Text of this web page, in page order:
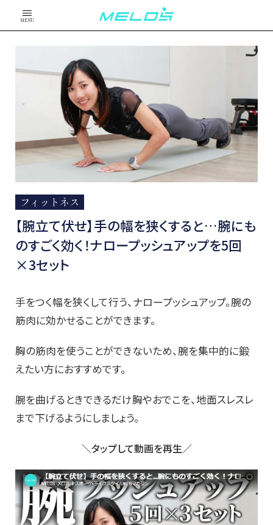
MENU
フィットネス
【腕立て伏せ】手の幅を狭くすると…腕にも
のすごく効く！ナロープッシュアップを5回
×3セット
手をつく幅を狭くして行う、ナロープッシュアップ。腕の
筋肉に効かせることができます。
胸の筋肉を使うことができないため、腕を集中的に鍛
えたい方におすすめです。
腕を曲げるときできるだけ胸やおでこを、地面スレスレ
まで下げるようにしましょう。
＼タップして動画を再生／